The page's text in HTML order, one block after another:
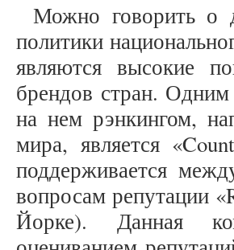
Можно говорить о
политики
являются высокие
брендов стран.
на нем рэнкингом,
мира, является
поддерживается
вопросам репутации
Йорке). Данная